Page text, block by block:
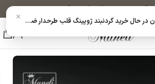
پیگیری خریددریافت کد رهگیری پستی
یک نفر هم‌اکنون در حال خرید گردنبند ژوپینگ قلب طرحدار ضدحساسیت است ×